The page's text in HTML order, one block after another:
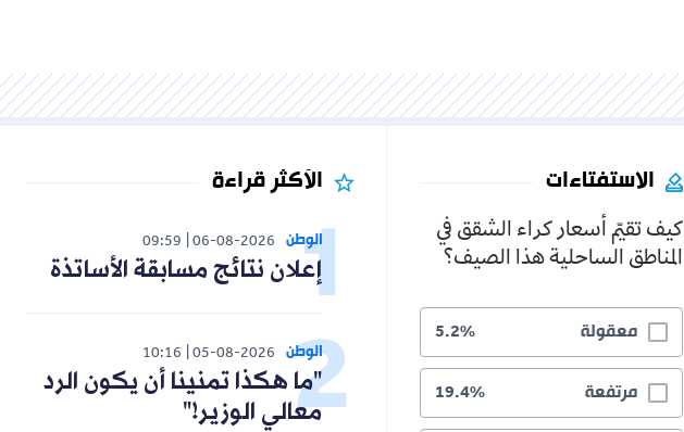
الاستفتاءات
كيف تقيّم أسعار كراء الشقق في
المناطق الساحلية هذا الصيف؟
معقولة 5.2%
مرتفعة 19.4%
الأكثر قراءة
الوطن 06-08-2026
09:59
إعلان نتائج مسابقة الأساتذة
الوطن 05-08-2026
10:16
"ما هكذا تمنينا أن يكون الرد
معالي الوزير!"